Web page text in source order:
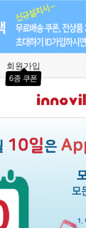
회원가입
6종 쿠폰